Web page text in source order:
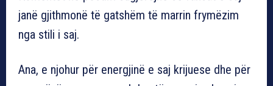
janë gjithmonë të gatshëm të marrin frymëzim
nga stili i saj.
Ana, e njohur për energjinë e saj krijuese dhe për